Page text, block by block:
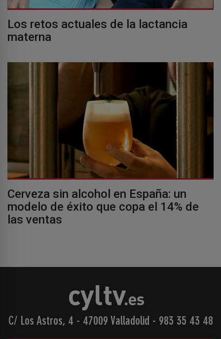
Los retos actuales de la lactancia
materna
Cerveza sin alcohol en España: un
modelo de éxito que copa el 14% de
las ventas
C/ Los Astros, 4 - 47009 Valladolid - 983 35 43 48